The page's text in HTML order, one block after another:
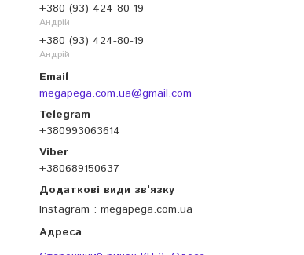
+380 (93) 424-80-19
Андрій
+380 (93) 424-80-19
Андрій
megapega.com.ua@gmail.com
+380993063614
+380689150637
Instagram megapega.com.ua